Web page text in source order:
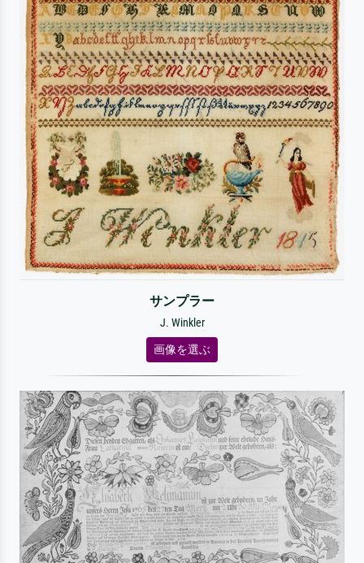
サンプラー
J. Winkler
画像を選ぶ